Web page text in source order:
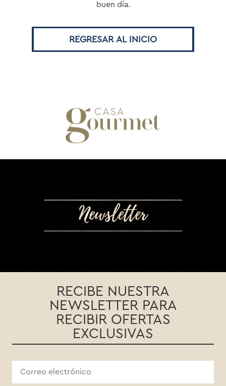
buen día.
REGRESAR AL INICIO
RECIBE NUESTRA
NEWSLETTER PARA
RECIBIR OFERTAS
EXCLUSIVAS